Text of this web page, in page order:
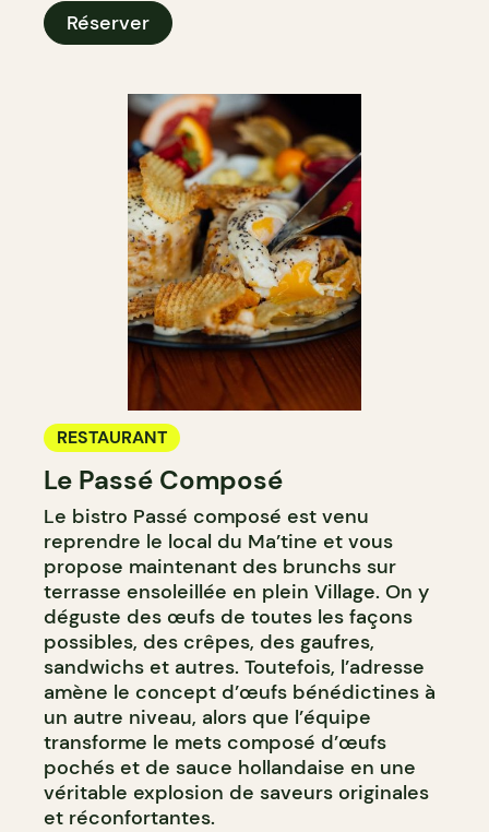
Réserver
RESTAURANT
Le Passé Composé
Le bistro Passé composé est venu
reprendre le local du Ma’tine et vous
propose maintenant des brunchs sur
terrasse ensoleillée en plein Village. On y
déguste des œufs de toutes les façons
possibles, des crêpes, des gaufres,
sandwichs et autres. Toutefois, l’adresse
amène le concept d’œufs bénédictines à
un autre niveau, alors que l’équipe
transforme le mets composé d’œufs
pochés et de sauce hollandaise en une
véritable explosion de saveurs originales
et réconfortantes.